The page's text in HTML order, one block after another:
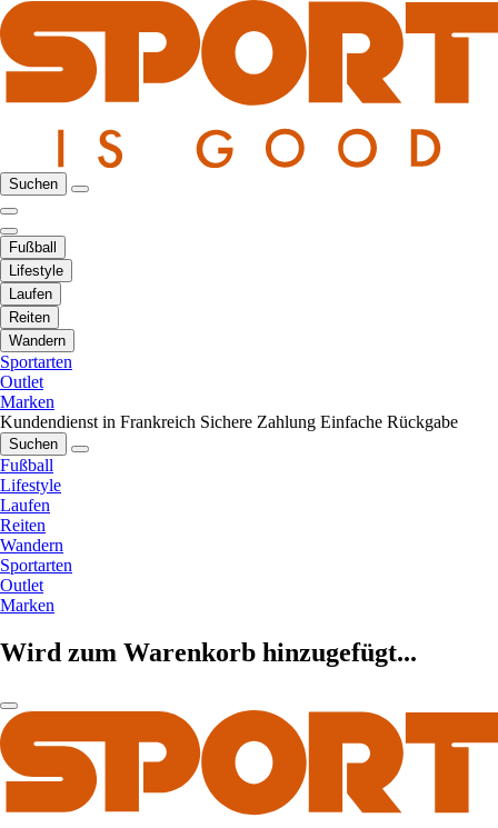
Suchen
Fußball
Lifestyle
Laufen
Reiten
Wandern
Sportarten
Outlet
Marken
Kundendienst in Frankreich Sichere Zahlung Einfache Rückgabe
Suchen
Fußball
Lifestyle
Laufen
Reiten
Wandern
Sportarten
Outlet
Marken
Wird zum Warenkorb hinzugefügt...